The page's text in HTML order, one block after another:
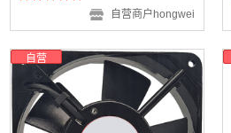
自营商户hongwei
自营